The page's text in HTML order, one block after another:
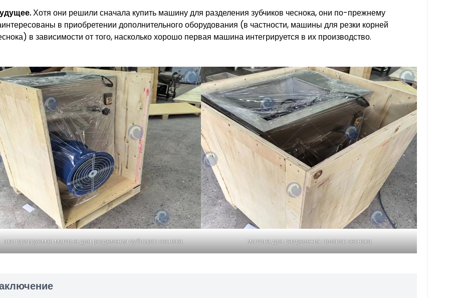
Хотя они решили сначала купить машину для разделения зубчиков чеснока, они по-прежнему
в приобретении дополнительного оборудования (в частности, машины для резки корней
в зависимости от того, насколько хорошо первая машина интегрируется в их производство.
экспортируемая машина для разделения зубчиков чеснока машина для разделения головок чеснока